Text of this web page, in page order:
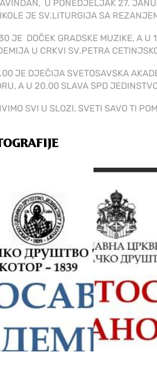
U PONEDJELJAK 27.
JE SV.LITURGIJA SA
JE DOČEK GRADSKE MUZIKE, A
U CRKVI SV.PETRA
JE DJEČIJA SVETOSAVSKA
A U 20.00 SLAVA SPD
SVI U SLOZI, SVETI SAVO TI